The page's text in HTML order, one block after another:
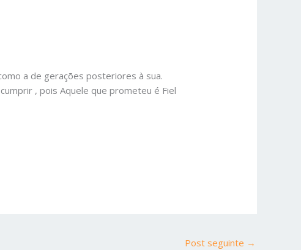
a de gerações posteriores à sua.
, pois Aquele que prometeu é Fiel
Post seguinte →